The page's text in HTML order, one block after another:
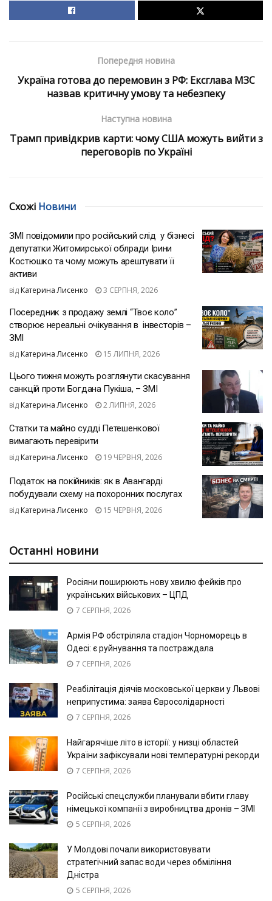
Попередня новина
Україна готова до перемовин з РФ: Ексглава МЗС
назвав критичну умову та небезпеку
Наступна новина
Трамп привідкрив карти: чому США можуть вийти з
переговорів по Україні
Схожі Новини
ЗМІ повідомили про російський слід у бізнесі
депутатки Житомирської облради Ірини
Костюшко та чому можуть арештувати її
активи
від Катерина Лисенко 3 СЕРПНЯ, 2026
Посередник з продажу землі “Твоє коло”
створює нереальні очікування в інвесторів –
ЗМІ
від Катерина Лисенко 15 ЛИПНЯ, 2026
Цього тижня можуть розглянути скасування
санкцій проти Богдана Пукіша, – ЗМІ
від Катерина Лисенко 2 ЛИПНЯ, 2026
Статки та майно судді Петешенкової
вимагають перевірити
від Катерина Лисенко 19 ЧЕРВНЯ, 2026
Податок на покійників: як в Авангарді
побудували схему на похоронних послугах
від Катерина Лисенко 15 ЧЕРВНЯ, 2026
Останні новини
Росіяни поширюють нову хвилю фейків про
українських військових – ЦПД
7 СЕРПНЯ, 2026
Армія РФ обстріляла стадіон Чорноморець в
Одесі: є руйнування та постраждала
7 СЕРПНЯ, 2026
Реабілітація діячів московської церкви у Львові
неприпустима: заява Євросолідарності
7 СЕРПНЯ, 2026
Найгарячіше літо в історії: у низці областей
України зафіксували нові температурні рекорди
7 СЕРПНЯ, 2026
Російські спецслужби планували вбити главу
німецької компанії з виробництва дронів – ЗМІ
5 СЕРПНЯ, 2026
У Молдові почали використовувати
стратегічний запас води через обміління
Дністра
5 СЕРПНЯ, 2026